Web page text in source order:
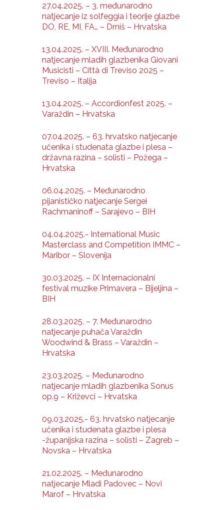
27.04.2025. – 3. međunarodno
natjecanje iz solfeggia i teorije glazbe
DO, RE, MI, FA… – Drniš – Hrvatska
13.04.2025. – XVIII. Međunarodno
natjecanje mladih glazbenika Giovani
Musicisti – Città di Treviso 2025 –
Treviso – Italija
13.04.2025. – Accordionfest 2025. –
Varaždin – Hrvatska
07.04.2025. – 63. hrvatsko natjecanje
učenika i studenata glazbe i plesa –
državna razina – solisti – Požega –
Hrvatska
06.04.2025. – Međunarodno
pijanističko natjecanje Sergei
Rachmaninoff – Sarajevo – BIH
04.04.2025.- International Music
Masterclass and Competition IMMC –
Maribor – Slovenija
30.03.2025. – IX Internacionalni
festival muzike Primavera – Bijeljina –
BIH
28.03.2025. – 7. Međunarodno
natjecanje puhača Varaždin
Woodwind & Brass – Varaždin –
Hrvatska
23.03.2025. – Međunarodno
natjecanje mladih glazbenika Sonus
op.9 – Križevci – Hrvatska
09.03.2025.- 63. hrvatsko natjecanje
učenika i studenata glazbe i plesa
-županijska razina – solisti – Zagreb –
Novska – Hrvatska
21.02.2025. – Međunarodno
natjecanje Mladi Padovec – Novi
Marof – Hrvatska